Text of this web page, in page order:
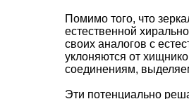
Помимо того, что
естественной
своих аналогов с
уклоняются от
соединениям,
Эти потенциально